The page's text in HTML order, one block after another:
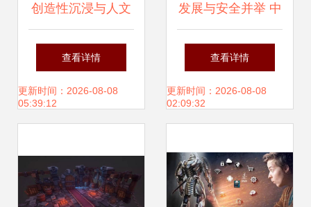
创造性沉浸与人文
营造:游戏开发商
nanobit办公室空间
查看详情
更新时间：2026-08-08
05:39:12
发展与安全并举 中
央经济工作会议统
筹部署的深层意涵
查看详情
更新时间：2026-08-08
02:09:32